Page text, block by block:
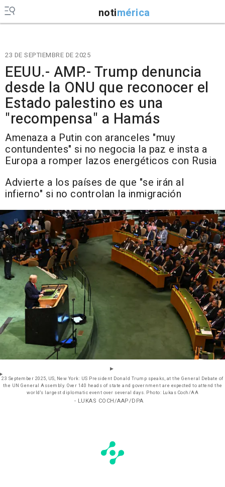
notimérica
23 DE SEPTIEMBRE DE 2025
EEUU.- AMP.- Trump denuncia
desde la ONU que reconocer el
Estado palestino es una
"recompensa" a Hamás
Amenaza a Putin con aranceles "muy
contundentes" si no negocia la paz e insta a
Europa a romper lazos energéticos con Rusia
Advierte a los países de que "se irán al
infierno" si no controlan la inmigración
23 September 2025, US, New York: US President Donald Trump speaks, at the General Debate of
the UN General Assembly. Over 140 heads of state and government are expected to attend the
world's largest diplomatic event over several days. Photo: Lukas Coch/AA
- LUKAS COCH/AAP/DPA